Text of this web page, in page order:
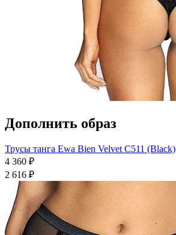
Дополнить образ
Трусы танга Ewa Bien Velvet C511 (Black)
4 360 ₽
2 616 ₽